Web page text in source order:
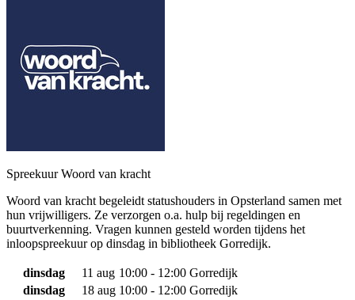
Spreekuur Woord van kracht
Woord van kracht begeleidt statushouders in Opsterland samen met
hun vrijwilligers. Ze verzorgen o.a. hulp bij regeldingen en
buurtverkenning. Vragen kunnen gesteld worden tijdens het
inloopspreekuur op dinsdag in bibliotheek Gorredijk.
dinsdag 11 aug 10:00 - 12:00 Gorredijk
dinsdag
18 aug 10:00 - 12:00 Gorredijk